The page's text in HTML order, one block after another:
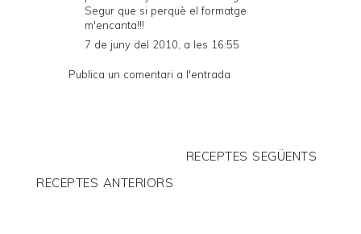
Segur que si perquè el formatge
m'encanta!!!
7 de juny del 2010, a les 16:55
Publica un comentari a l'entrada
RECEPTES SEGÜENTS
RECEPTES ANTERIORS